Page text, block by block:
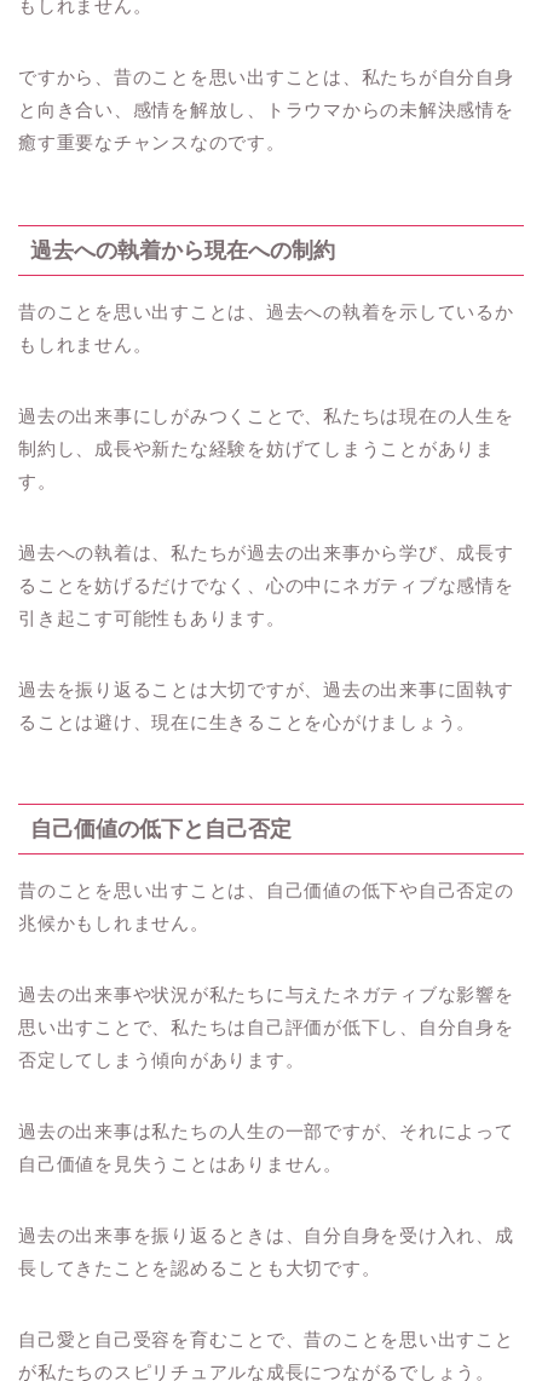
もしれません。
ですから、昔のことを思い出すことは、私たちが自分自身
と向き合い、感情を解放し、トラウマからの未解決感情を
癒す重要なチャンスなのです。
過去への執着から現在への制約
昔のことを思い出すことは、過去への執着を示しているか
もしれません。
過去の出来事にしがみつくことで、私たちは現在の人生を
制約し、成長や新たな経験を妨げてしまうことがありま
す。
過去への執着は、私たちが過去の出来事から学び、成長す
ることを妨げるだけでなく、心の中にネガティブな感情を
引き起こす可能性もあります。
過去を振り返ることは大切ですが、過去の出来事に固執す
ることは避け、現在に生きることを心がけましょう。
自己価値の低下と自己否定
昔のことを思い出すことは、自己価値の低下や自己否定の
兆候かもしれません。
過去の出来事や状況が私たちに与えたネガティブな影響を
思い出すことで、私たちは自己評価が低下し、自分自身を
否定してしまう傾向があります。
過去の出来事は私たちの人生の一部ですが、それによって
自己価値を見失うことはありません。
過去の出来事を振り返るときは、自分自身を受け入れ、成
長してきたことを認めることも大切です。
自己愛と自己受容を育むことで、昔のことを思い出すこと
が私たちのスピリチュアルな成長につながるでしょう。